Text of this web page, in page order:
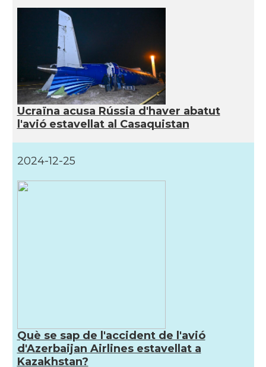
Ucraïna acusa Rússia d'haver abatut
l'avió estavellat al Casaquistan
2024-12-25
Què se sap de l'accident de l'avió
d'Azerbaijan Airlines estavellat a
Kazakhstan?